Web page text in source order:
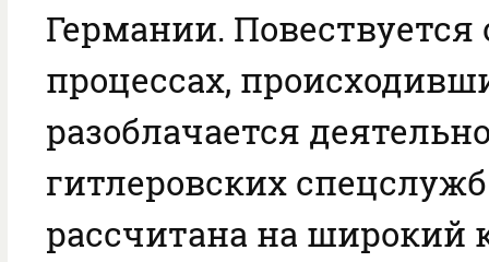
Германии.
процессах,
разоблачается
гитлеровских
рассчитана на широкий